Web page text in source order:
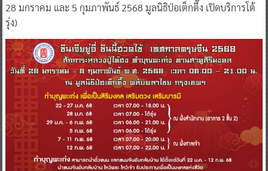
28 มกราคม และ 5 กุมภาพันธ์ 2568 มูลนิธิป่อเต็กตึ๊ง เปิดบริการโต้
รุ่ง)